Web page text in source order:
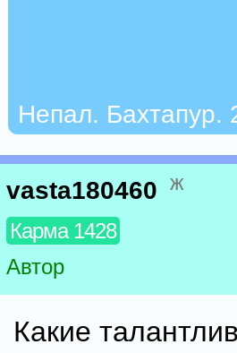
Непал. Бахтапур.
vasta180460 ж
Карма 1428
Автор
Какие